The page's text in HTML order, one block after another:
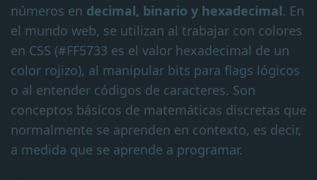
números en decimal, binario y hexadecimal. En
el mundo web, se utilizan al trabajar con colores
en CSS (#FF5733 es el valor hexadecimal de un
color rojizo), al manipular bits para flags lógicos
o al entender códigos de caracteres. Son
conceptos básicos de matemáticas discretas que
normalmente se aprenden en contexto, es decir,
a medida que se aprende a programar.